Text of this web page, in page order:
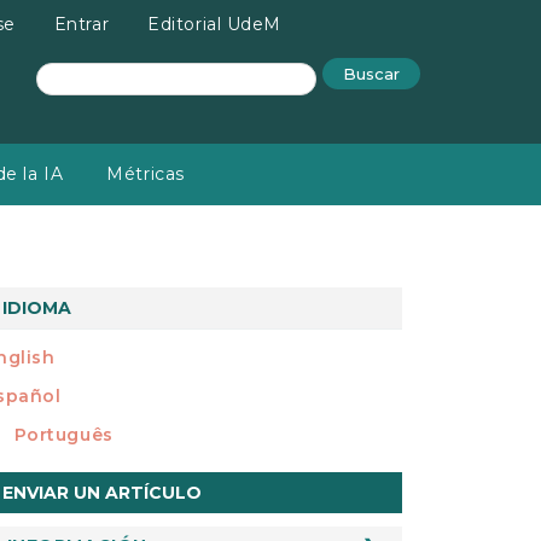
Entrar Editorial UdeM
la IA Métricas
Buscar
IDIOMA
Português
ENVIAR UN ARTÍCULO